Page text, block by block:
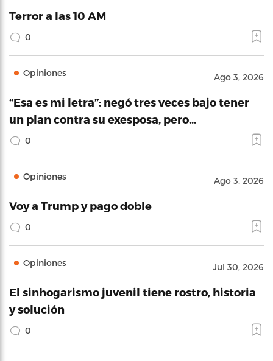
Terror a las 10 AM
0
Opiniones Ago 3, 2026
“Esa es mi letra”: negó tres veces bajo tener
un plan contra su exesposa, pero…
0
Opiniones Ago 3, 2026
Voy a Trump y pago doble
0
Opiniones Jul 30, 2026
El sinhogarismo juvenil tiene rostro, historia
y solución
0